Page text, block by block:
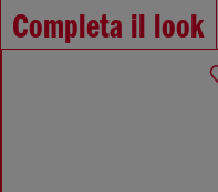
Completa il look